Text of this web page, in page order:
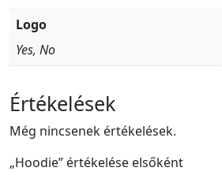
Logo
Yes, No
Értékelések
Még nincsenek értékelések.
„Hoodie” értékelése elsőként